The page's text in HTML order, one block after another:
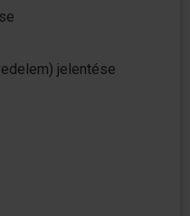
jelentése